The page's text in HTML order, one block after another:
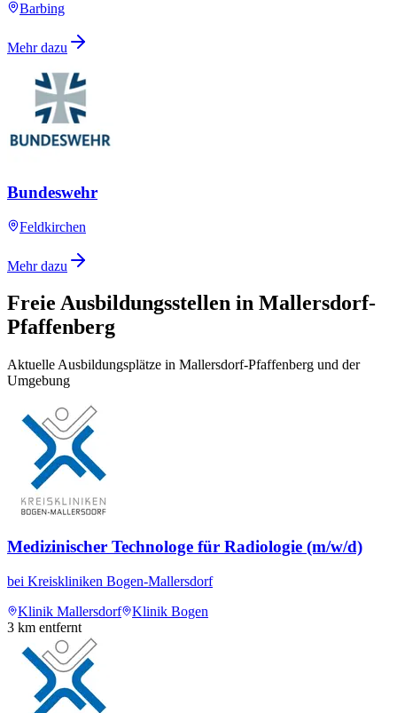
Barbing
Mehr dazu
Bundeswehr
Feldkirchen
Mehr dazu
Freie Ausbildungsstellen in Mallersdorf-
Pfaffenberg
Aktuelle Ausbildungsplätze in Mallersdorf-Pfaffenberg und der
Umgebung
Medizinischer Technologe für Radiologie (m/w/d)
bei Kreiskliniken Bogen-Mallersdorf
Klinik Mallersdorf
Klinik Bogen
3 km entfernt